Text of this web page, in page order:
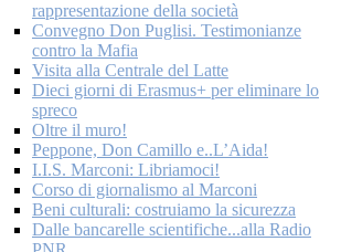
rappresentazione della società
Convegno Don Puglisi. Testimonianze
contro la Mafia
Visita alla Centrale del Latte
Dieci giorni di Erasmus+ per eliminare lo
spreco
Oltre il muro!
Peppone, Don Camillo e..L’Aida!
I.I.S. Marconi: Libriamoci!
Corso di giornalismo al Marconi
Beni culturali: costruiamo la sicurezza
Dalle bancarelle scientifiche...alla Radio